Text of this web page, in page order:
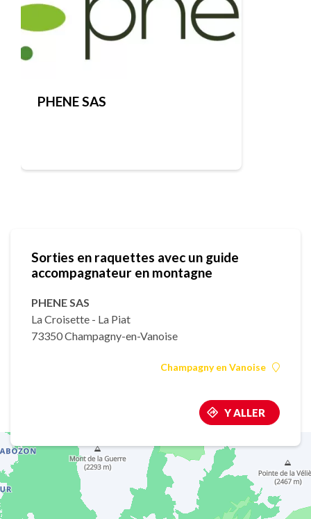
PHENE SAS
Sorties en raquettes avec un guide
accompagnateur en montagne
PHENE SAS
La Croisette - La Piat
73350 Champagny-en-Vanoise
Champagny en Vanoise
Y ALLER